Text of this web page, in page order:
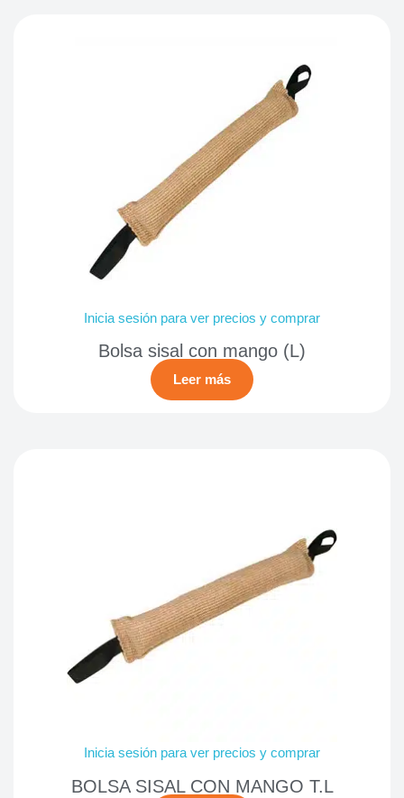
Inicia sesión para ver precios y comprar
Bolsa sisal con mango (L)
Leer más
Inicia sesión para ver precios y comprar
BOLSA SISAL CON MANGO T.L